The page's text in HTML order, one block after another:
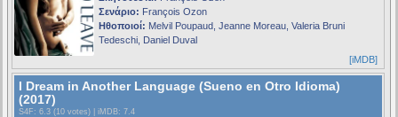
Σενάριο: François Ozon
Ηθοποιοί: Melvil Poupaud, Jeanne Moreau, Valeria Bruni
Tedeschi, Daniel Duval
[iMDB]
I Dream in Another Language (Sueno en Otro Idioma)
(2017)
S4F : 6.3 (10 votes) | iMDB: 7.4